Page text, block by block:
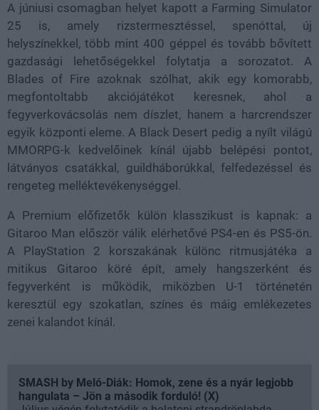
A júniusi csomagban helyet kapott a Farming Simulator
25 is, amely rizstermesztéssel, spenóttal, új
helyszínekkel, több mint 400 géppel és tovább bővített
gazdasági lehetőségekkel folytatja a sorozatot. A
Blades of Fire azoknak szólhat, akik egy komorabb,
megfontoltabb akciójátékot keresnek, ahol a
fegyverkovácsolás nem díszlet, hanem a harcrendszer
egyik központi eleme. A Black Desert pedig a nyílt világú
MMORPG-k kedvelőinek kínál újabb belépési pontot,
látványos csatákkal, guildháborúkkal, felfedezéssel és
rengeteg melléktevékenységgel.
A Premium előfizetők külön klasszikust is kapnak: a
Gitaroo Man először válik elérhetővé PS4-en és PS5-ön.
A PlayStation 2 korszakának különc ritmusjátéka a
mitikus Gitaroo köré épít, amely hangszerként és
fegyverként is működik, miközben U-1 történetén
keresztül egy szokatlan, színes és máig emlékezetes
zenei kalandot kínál.
SMASH by Meló-Diák: Homok, zene és a nyár legjobb
hangulata – Jön a második forduló! (X)